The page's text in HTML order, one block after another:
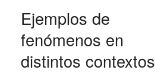
Ejemplos de
fenómenos en
distintos contextos